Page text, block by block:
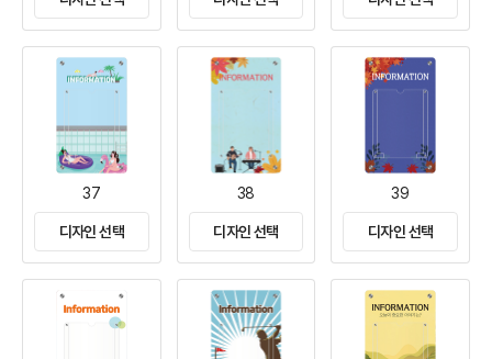
37
디자인 선택
38
디자인 선택
39
디자인 선택